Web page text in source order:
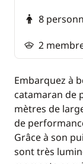
8
2
Embarquez à
catamaran de
mètres de
de
Grâce à son
sont très